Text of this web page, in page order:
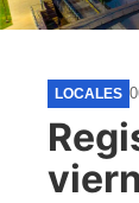
LOCALES